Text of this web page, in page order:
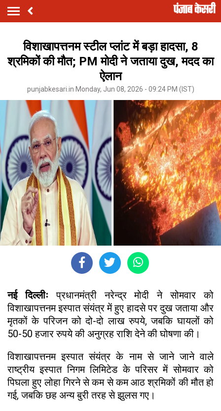
विशाखापत्तनम स्टील प्लांट में बड़ा हादसा, 8
श्रमिकों की मौत; PM मोदी ने जताया दुख, मदद का
ऐलान
punjabkesari.in Monday, Jun 08, 2026 - 09:24 PM (IST)
नई दिल्लीःप्रधानमंत्री नरेन्द्र मोदी ने सोमवार को
विशाखापत्तनम इस्पात संयंत्र में हुए हादसे पर दुख जताया और
मृतकों के परिजन को दो-दो लाख रुपये, जबकि घायलों को
50-50 हजार रुपये की अनुग्रह राशि देने की घोषणा की।
विशाखापत्तनम इस्पात संयंत्र के नाम से जाने जाने वाले
राष्ट्रीय इस्पात निगम लिमिटेड के परिसर में सोमवार को
पिघला हुए लोहा गिरने से कम से कम आठ श्रमिकों की मौत हो
गई, जबकि छह अन्य बुरी तरह से झुलस गए।